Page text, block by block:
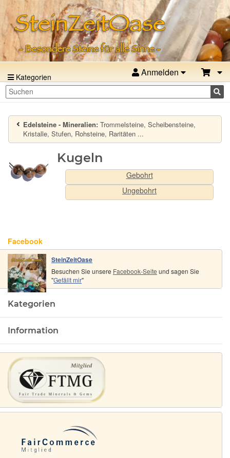
Kategorien Anmelden
Edelsteine - Mineralien: Trommelsteine, Scheibensteine,
Kristalle, Stufen, Rohsteine, Raritäten ...
Kugeln
Gebohrt
Ungebohrt
Facebook
SteinZeitOase
Besuchen Sie unsere Facebook-Seite und sagen Sie
"Gefällt mir"
Kategorien
Information